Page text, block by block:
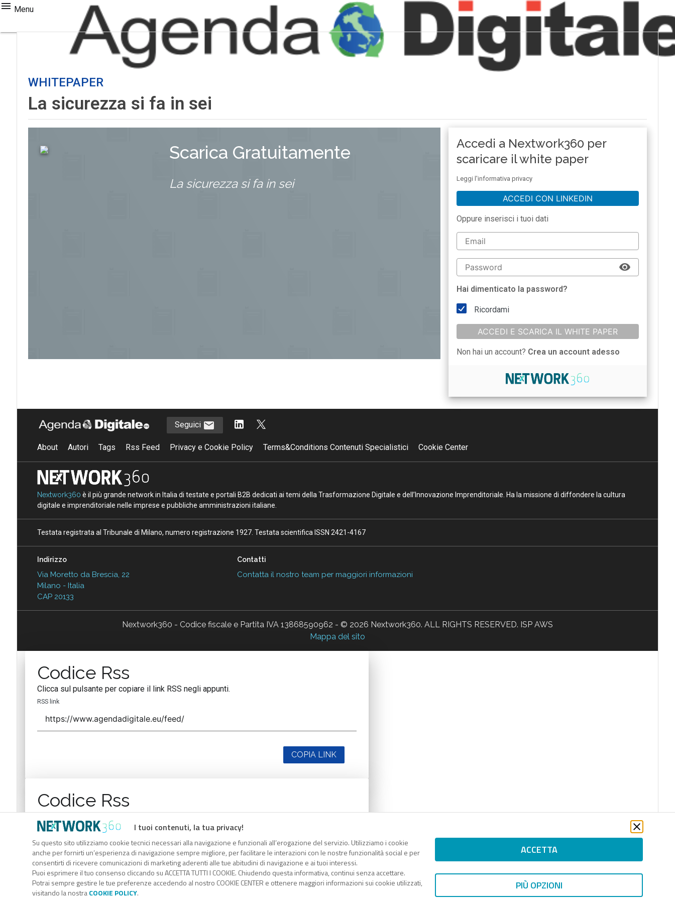
Menu
WHITEPAPER
La sicurezza si fa in sei
Scarica Gratuitamente
La sicurezza si fa in sei
Accedi a Nextwork360 per
scaricare il white paper
Leggi l'informativa privacy
ACCEDI CON LINKEDIN
Oppure inserisci i tuoi dati
Hai dimenticato la password?
Ricordami
ACCEDI E SCARICA IL WHITE PAPER
Non hai un account? Crea un account adesso
I tuoi contenuti, la tua privacy!
Su questo sito utilizziamo cookie tecnici necessari alla navigazione e funzionali all’erogazione del servizio. Utilizziamo i cookie
anche per fornirti un’esperienza di navigazione sempre migliore, per facilitare le interazioni con le nostre funzionalità social e per
consentirti di ricevere comunicazioni di marketing aderenti alle tue abitudini di navigazione e ai tuoi interessi.
Puoi esprimere il tuo consenso cliccando su ACCETTA TUTTI I COOKIE. Chiudendo questa informativa, continui senza accettare.
Potrai sempre gestire le tue preferenze accedendo al nostro COOKIE CENTER e ottenere maggiori informazioni sui cookie utilizzati,
visitando la nostraCOOKIE POLICY.
ACCETTA
PIÙ OPZIONI
Seguici
About Autori Tags Rss Feed Privacy e Cookie Policy Terms&Conditions Contenuti Specialistici Cookie Center
Nextwork360 è il più grande network in Italia di testate e portali B2B dedicati ai temi della Trasformazione Digitale e dell’Innovazione Imprenditoriale. Ha la missione di diffondere la cultura
digitale e imprenditoriale nelle imprese e pubbliche amministrazioni italiane.
Testata registrata al Tribunale di Milano, numero registrazione 1927. Testata scientifica ISSN 2421-4167
Indirizzo
Via Moretto da Brescia, 22
Milano - Italia
CAP 20133
Contatti
Contatta il nostro team per maggiori informazioni
Nextwork360 - Codice fiscale e Partita IVA 13868590962 - © 2026 Nextwork360. ALL RIGHTS RESERVED. ISP AWS
Mappa del sito
Codice Rss
Clicca sul pulsante per copiare il link RSS negli appunti.
RSS link
COPIA LINK
Codice Rss
RSS link
COPIA LINK